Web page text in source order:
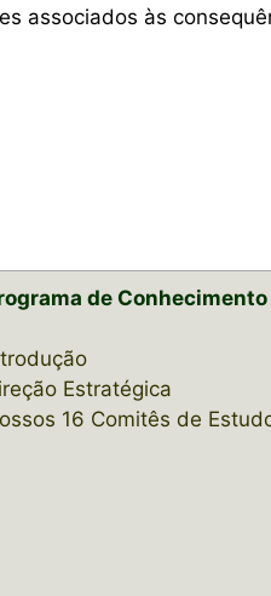
associados às
de Conhecimento
Estratégica
16 Comitês de